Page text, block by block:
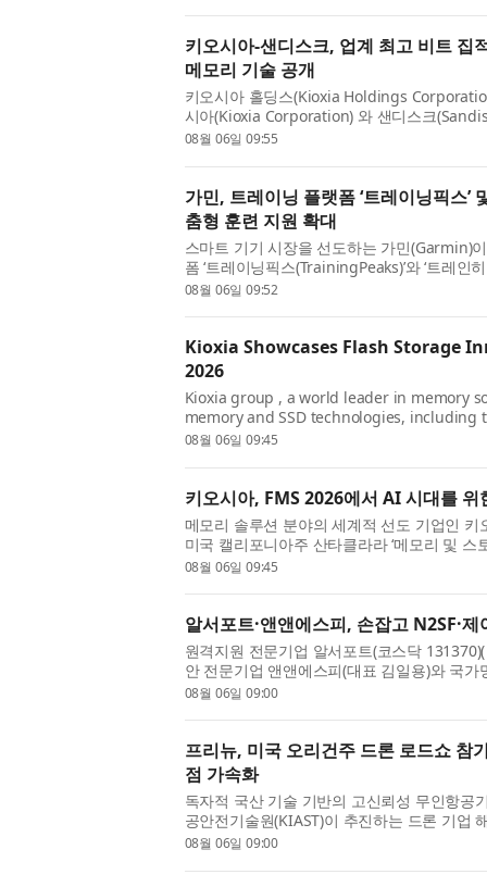
키오시아-샌디스크, 업계 최고 비트 집
메모리 기술 공개
키오시아 홀딩스(Kioxia Holdings
시아(Kioxia Corporation) 와 샌디스크
스토리지의 미래 콘퍼런스(Future of
08월 06일 09:55
가민, 트레이닝 플랫폼 ‘트레이닝픽스’
춤형 훈련 지원 확대
스마트 기기 시장을 선도하는 가민(Garmin)
폼 ‘트레이닝픽스(TrainingPeaks)’와 ‘트레
가민은 피트니스 및 웰니스 생태계 전반에
08월 06일 09:52
Kioxia Showcases Flash Storage
2026
Kioxia group , a world leader in memory
memory and SSD technologies, including
Super High IOPS SSDs, optimized for
08월 06일 09:45
키오시아, FMS 2026에서 AI 시대를
메모리 솔루션 분야의 세계적 선도 기업인
미국 캘리포니아주 산타클라라 ‘메모리 및
and Storage)’ 행사에서 GPU 직접 액세스에
08월 06일 09:45
알서포트·앤앤에스피, 손잡고 N2SF·
원격지원 전문기업 알서포트(코스닥
안 전문기업 앤앤에스피(대표 김일용)와 국
수 있는 안전한 원격지원 사업모델을 공동
08월 06일 09:00
프리뉴, 미국 오리건주 드론 로드쇼 참
점 가속화
독자적 국산 기술 기반의 고신뢰성 무인항공
공안전기술원(KIAST)이 추진하는 드론 기업
(Oregon)주 드론 로드쇼’에 참가해 북미 시
08월 06일 09:00